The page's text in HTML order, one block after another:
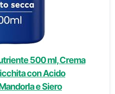
500 ml, Crema
con Acido
e Siero